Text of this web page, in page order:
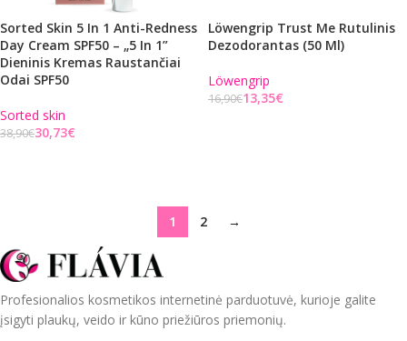
Sorted Skin 5 In 1 Anti-Redness
Day Cream SPF50 – „5 In 1”
Dieninis Kremas Raustančiai
Odai SPF50
Sorted skin
38,90€30,73€
Löwengrip Trust Me Rutulinis
Dezodorantas (50 Ml)
Löwengrip
16,90€13,35€
1 2 →
Profesionalios kosmetikos internetinė parduotuvė, kurioje galite
įsigyti plaukų, veido ir kūno priežiūros priemonių.